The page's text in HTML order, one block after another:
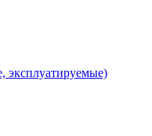
эксплуатируемые)